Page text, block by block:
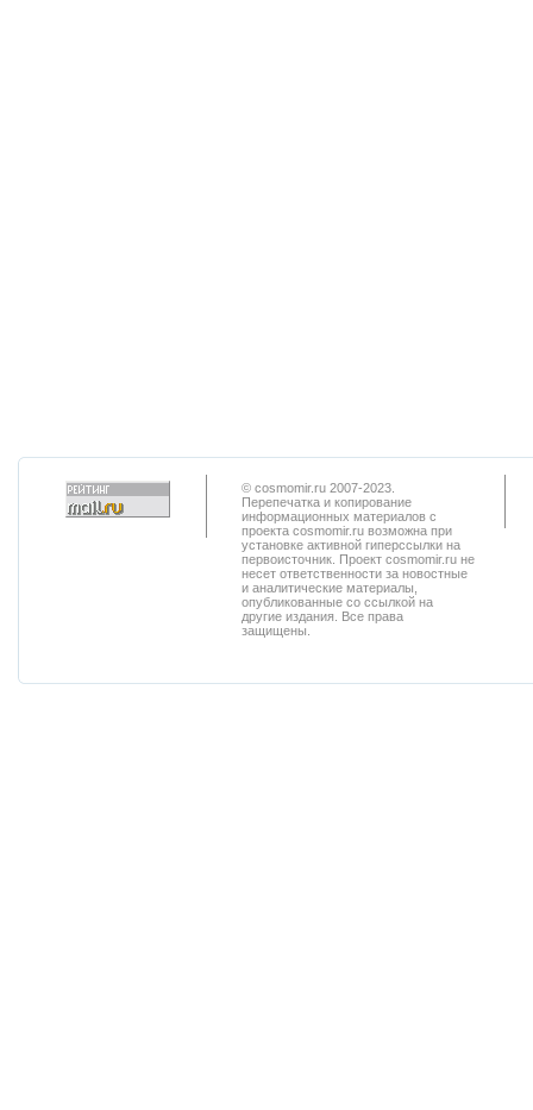
© cosmomir.ru 2007-2023.
Перепечатка и копирование
информационных материалов с
проекта cosmomir.ru возможна при
установке активной гиперссылки на
первоисточник. Проект cosmomir.ru не
несет ответственности за новостные
и аналитические материалы,
опубликованные со ссылкой на
другие издания. Все права
защищены.